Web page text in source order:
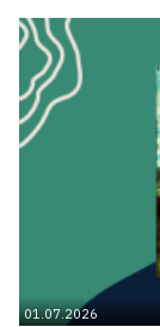
01.07.2026